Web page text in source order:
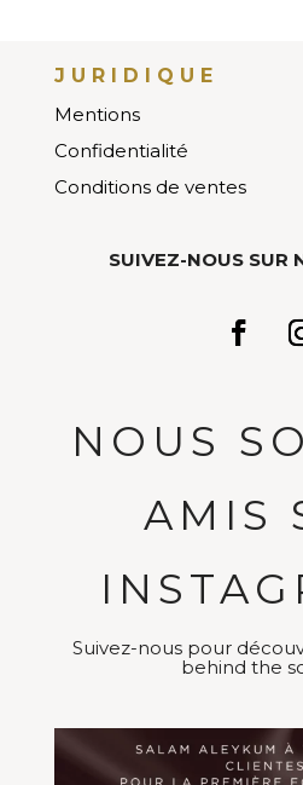
JURIDIQUE
Mentions
Confidentialité
Conditions de ventes
SUIVEZ-NOUS SUR
NOUS
AMIS
Suivez-nous pour
behind the